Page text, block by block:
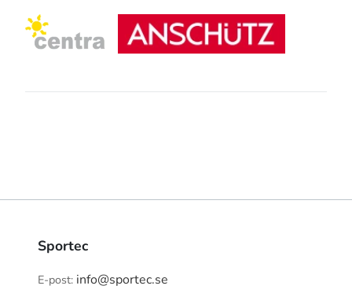
Sportec
E-post: info@sportec.se